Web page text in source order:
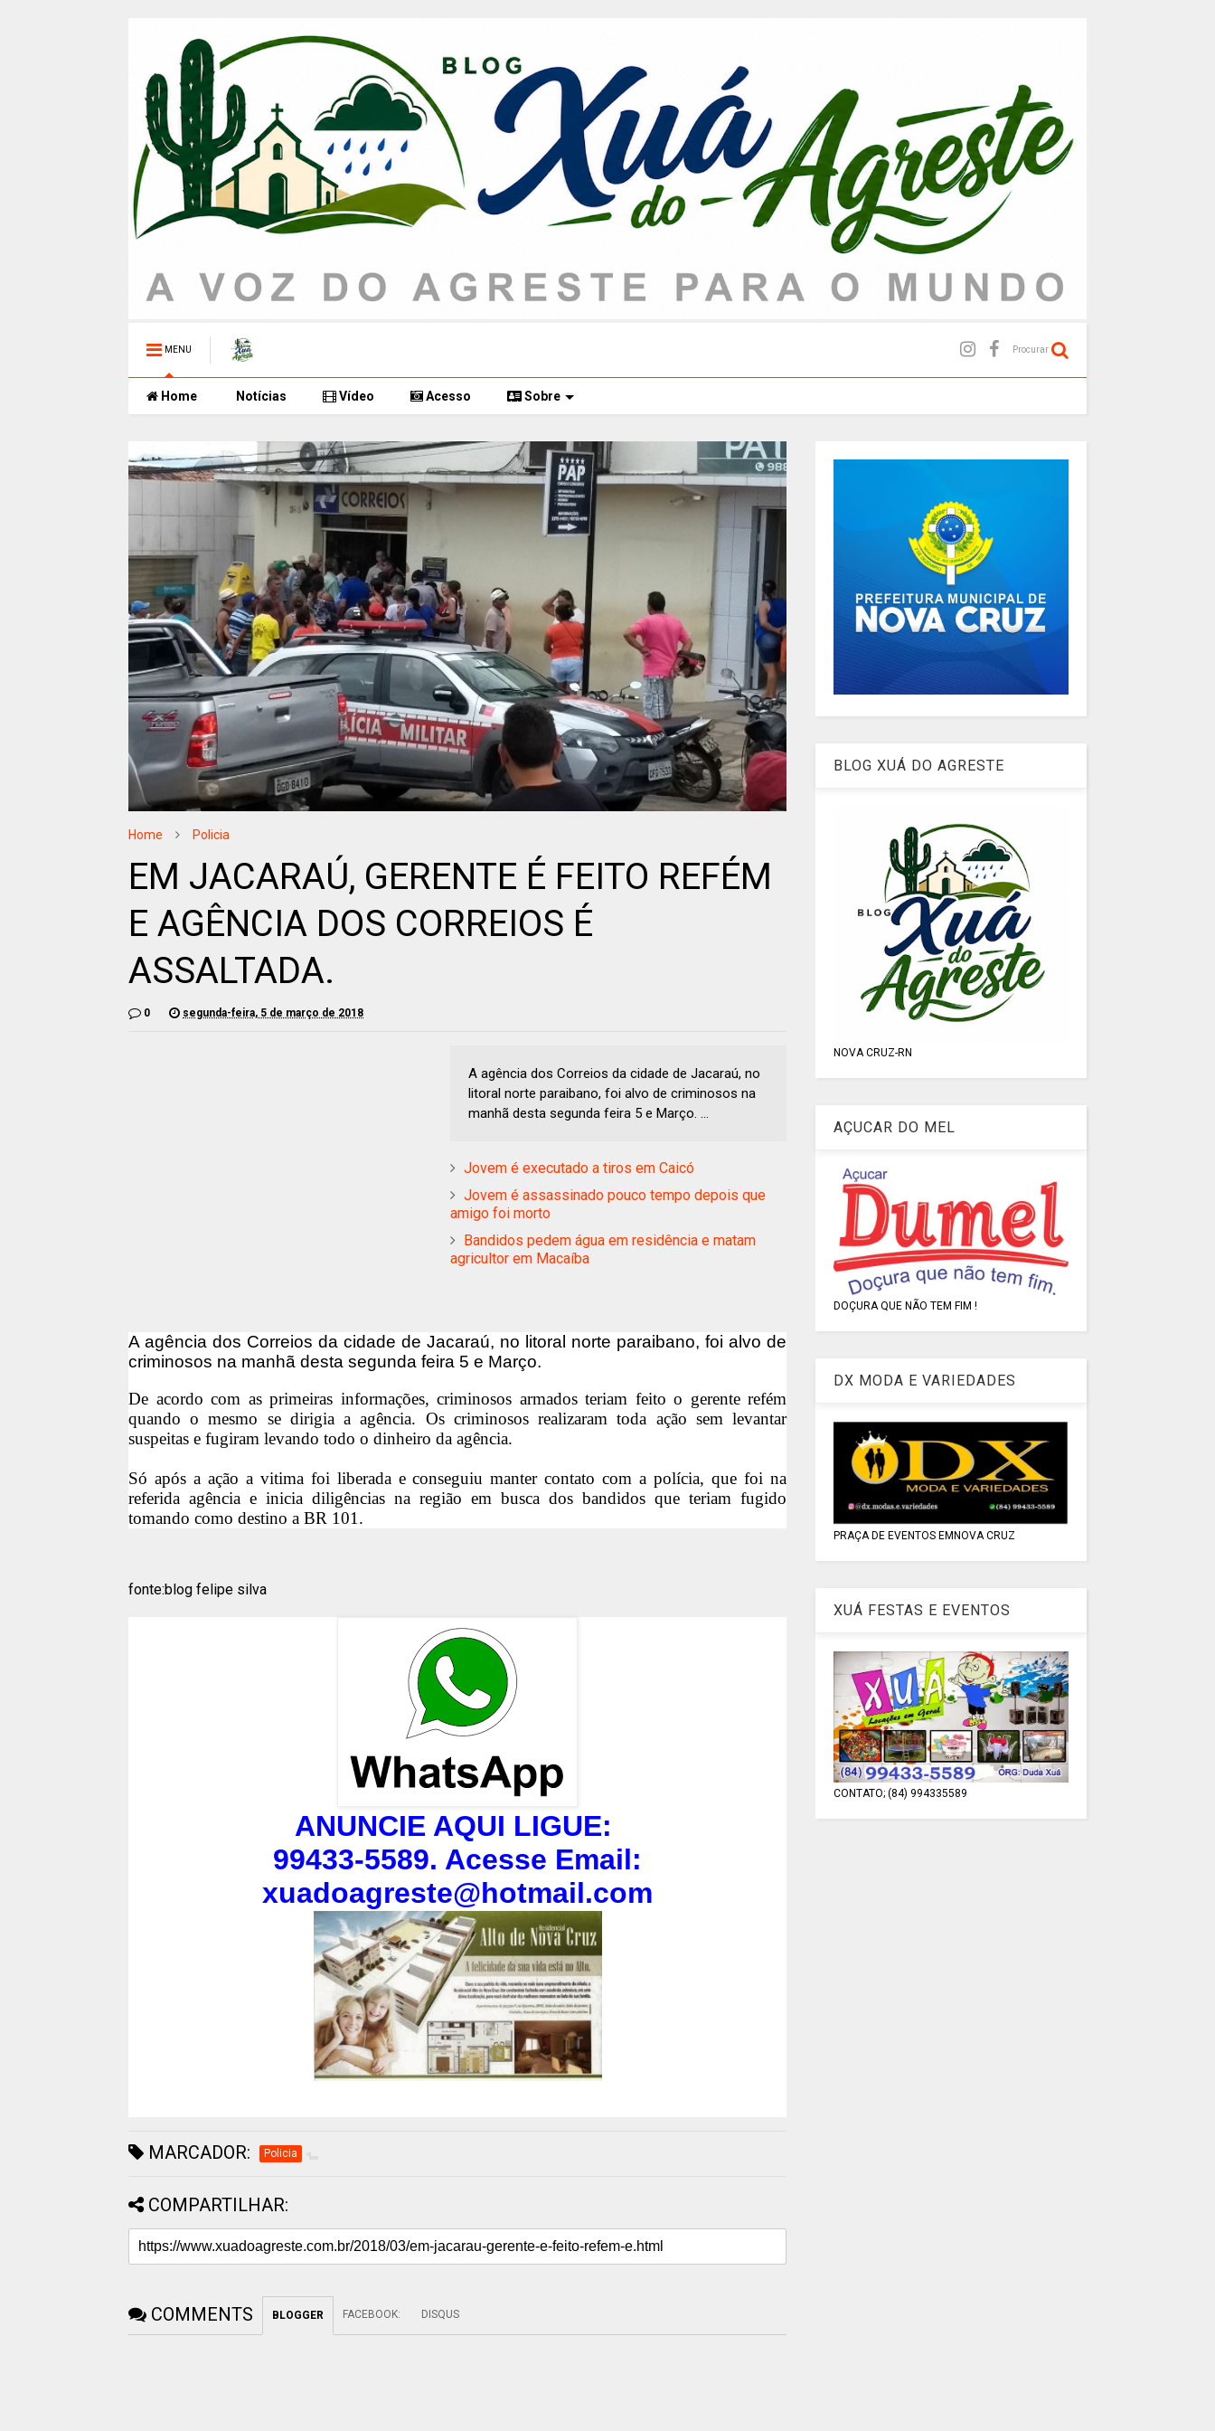
MENU Procurar
Home Notícias Vídeo Acesso Sobre
Home Policia
EM JACARAÚ, GERENTE É FEITO REFÉM
E AGÊNCIA DOS CORREIOS É
ASSALTADA.
0 segunda-feira, 5 de março de 2018
A agência dos Correios da cidade de Jacaraú, no
litoral norte paraibano, foi alvo de criminosos na
manhã desta segunda feira 5 e Março. ...
Jovem é executado a tiros em Caicó
Jovem é assassinado pouco tempo depois que
amigo foi morto
Bandidos pedem água em residência e matam
agricultor em Macaíba
A agência dos Correios da cidade de Jacaraú, no litoral norte paraibano, foi alvo de
criminosos na manhã desta segunda feira 5 e Março.
De acordo com as primeiras informações, criminosos armados teriam feito o gerente refém
quando o mesmo se dirigia a agência. Os criminosos realizaram toda ação sem levantar
suspeitas e fugiram levando todo o dinheiro da agência.
Só após a ação a vitima foi liberada e conseguiu manter contato com a polícia, que foi na
referida agência e inicia diligências na região em busca dos bandidos que teriam fugido
tomando como destino a BR 101.
fonte:blog felipe silva
ANUNCIE AQUI LIGUE:
99433-5589. Acesse Email:
xuadoagreste@hotmail.com
MARCADOR: Policia
COMPARTILHAR:
COMMENTS BLOGGER FACEBOOK: DISQUS
BLOG XUÁ DO AGRESTE
NOVA CRUZ-RN
AÇUCAR DO MEL
DOÇURA QUE NÃO TEM FIM !
DX MODA E VARIEDADES
PRAÇA DE EVENTOS EMNOVA CRUZ
XUÁ FESTAS E EVENTOS
CONTATO; (84) 994335589